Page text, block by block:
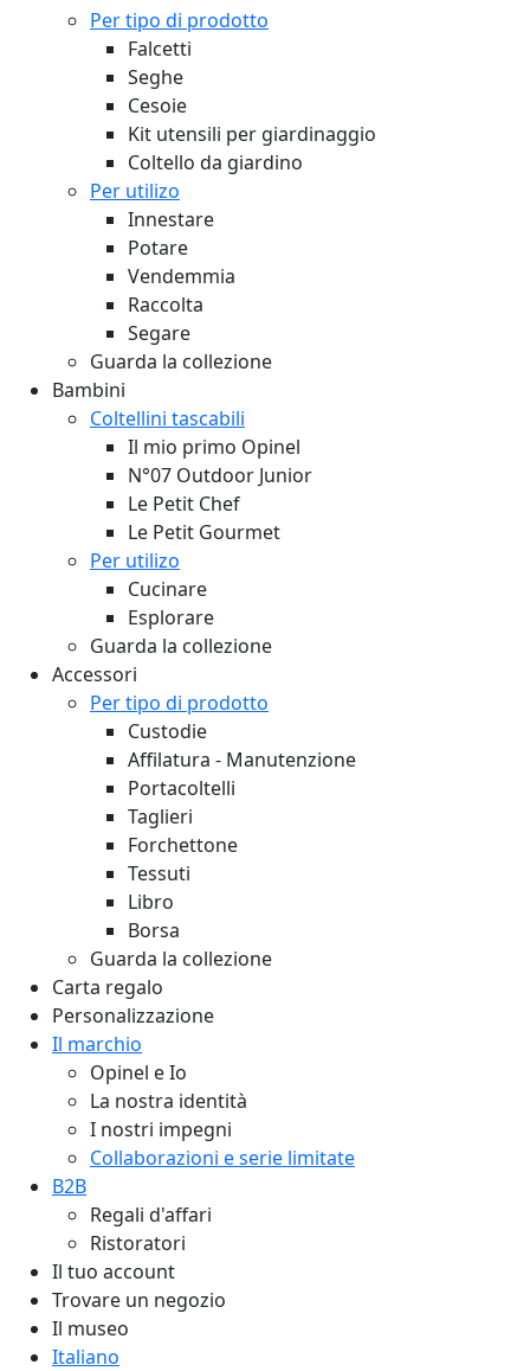
Per tipo di prodotto
Falcetti
Seghe
Cesoie
Kit utensili per giardinaggio
Coltello da giardino
Per utilizo
Innestare
Potare
Vendemmia
Raccolta
Segare
Guarda la collezione
Bambini
Coltellini tascabili
Il mio primo Opinel
N°07 Outdoor Junior
Le Petit Chef
Le Petit Gourmet
Per utilizo
Cucinare
Esplorare
Guarda la collezione
Accessori
Per tipo di prodotto
Custodie
Affilatura - Manutenzione
Portacoltelli
Taglieri
Forchettone
Tessuti
Libro
Borsa
Guarda la collezione
Carta regalo
Personalizzazione
Il marchio
Opinel e Io
La nostra identità
I nostri impegni
Collaborazioni e serie limitate
B2B
Regali d'affari
Ristoratori
Il tuo account
Trovare un negozio
Il museo
Italiano